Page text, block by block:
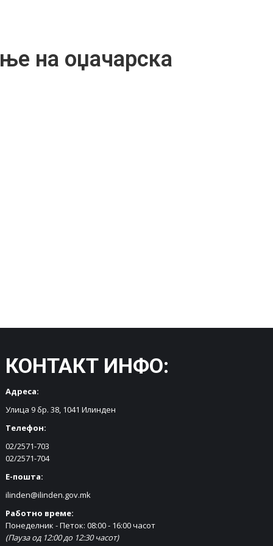
на оџачарска
КОНТАКТ ИНФО:
Адреса:
Улица 9 бр. 38, 1041 Илинден
Телефон:
02/2571-703
02/2571-704
Е-пошта:
ilinden@ilinden.gov.mk
Работно време:
Понеделник - Петок: 08:00 - 16:00 часот
(Пауза од 12:00 до 12:30 часот)